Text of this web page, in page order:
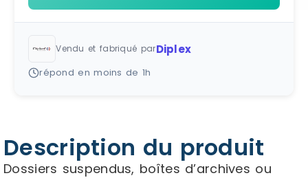
Vendu et fabriqué parDiplex
répond en moins de 1h
Description du produit
Dossiers suspendus, boîtes d’archives ou